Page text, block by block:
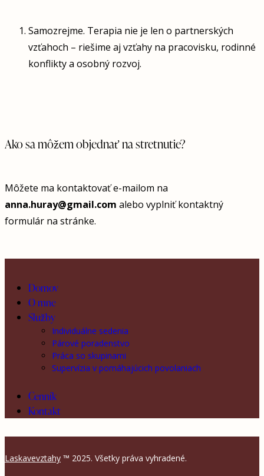
Samozrejme. Terapia nie je len o partnerských
vzťahoch – riešime aj vzťahy na pracovisku, rodinné
konflikty a osobný rozvoj.
Ako sa môžem objednať na stretnutie?
Môžete ma kontaktovať e-mailom na
anna.huray@gmail.com alebo vyplniť kontaktný
formulár na stránke.
Domov
O mne
Služby
Individuálne sedenia
Párové poradenstvo
Práca so skupinami
Supervízia v pomáhajúcich povolaniach
Cenník
Kontakt
Laskavevztahy ™ 2025. Všetky práva vyhradené.